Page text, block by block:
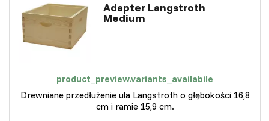
Adapter Langstroth
Medium
product_preview.variants_availabile
Drewniane przedłużenie ula Langstroth o głębokości 16,8
cm i ramie 15,9 cm.